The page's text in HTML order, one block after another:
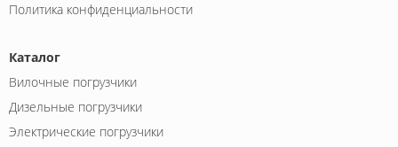
Политика конфиденциальности
Каталог
Вилочные погрузчики
Дизельные погрузчики
Электрические погрузчики